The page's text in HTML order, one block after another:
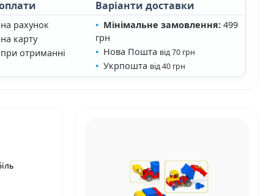
рахунок
карту
отриманні
Варіанти доставки
Мінімальне замовлення:499
грн
Нова Пошта від 70 грн
Укрпошта від 40 грн